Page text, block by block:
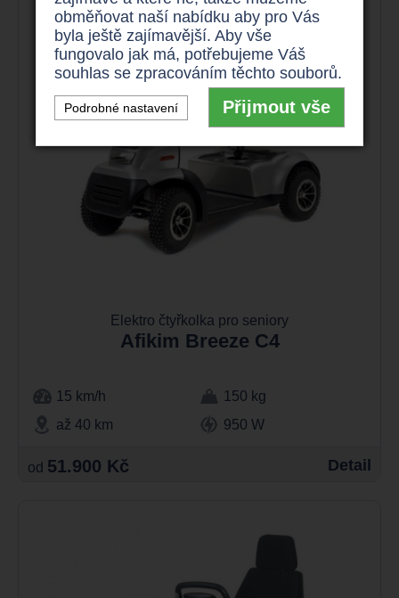
Elektro čtyřkolka pro seniory
Afikim Breeze C4
15 km/h
150 kg
až 40 km
950 W
od 51.900 Kč Detail
obměňovat naší nabídku aby pro Vás
byla ještě zajímavější. Aby vše
fungovalo jak má, potřebujeme Váš
souhlas se zpracováním těchto souborů.
Podrobné nastavení Přijmout vše